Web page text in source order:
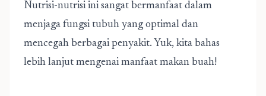
Nutrisi-nutrisi ini sangat bermanfaat dalam
menjaga fungsi tubuh yang optimal dan
mencegah berbagai penyakit. Yuk, kita bahas
lebih lanjut mengenai manfaat makan buah!